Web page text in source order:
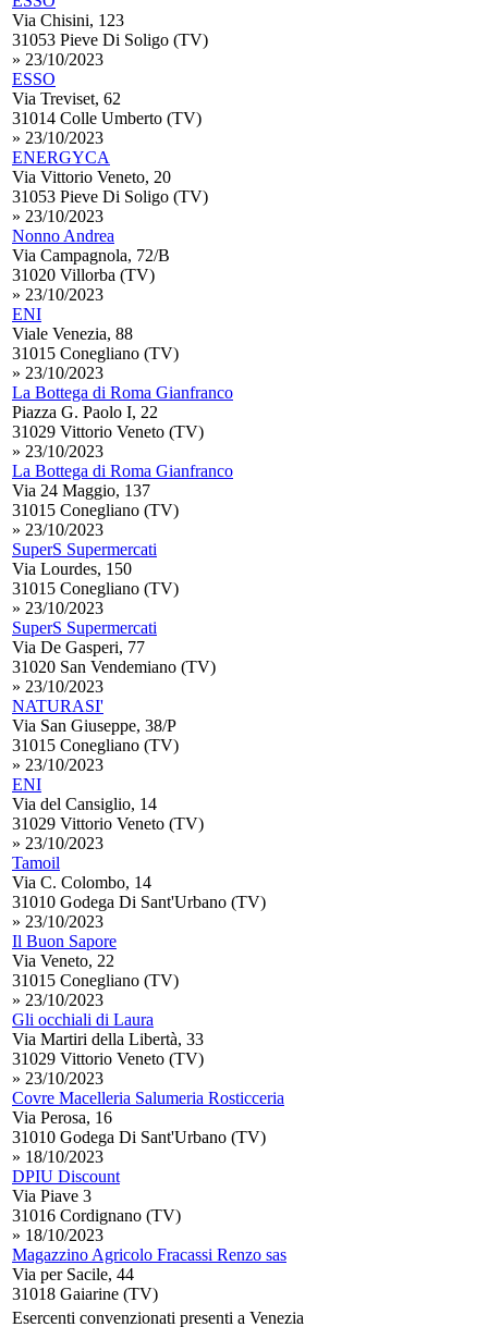
Via Chisini, 123
31053 Pieve Di Soligo (TV)
» 23/10/2023
ESSO
Via Treviset, 62
31014 Colle Umberto (TV)
» 23/10/2023
ENERGYCA
Via Vittorio Veneto, 20
31053 Pieve Di Soligo (TV)
» 23/10/2023
Nonno Andrea
Via Campagnola, 72/B
31020 Villorba (TV)
» 23/10/2023
ENI
Viale Venezia, 88
31015 Conegliano (TV)
» 23/10/2023
La Bottega di Roma Gianfranco
Piazza G. Paolo I, 22
31029 Vittorio Veneto (TV)
» 23/10/2023
La Bottega di Roma Gianfranco
Via 24 Maggio, 137
31015 Conegliano (TV)
» 23/10/2023
SuperS Supermercati
Via Lourdes, 150
31015 Conegliano (TV)
» 23/10/2023
SuperS Supermercati
Via De Gasperi, 77
31020 San Vendemiano (TV)
» 23/10/2023
NATURASI'
Via San Giuseppe, 38/P
31015 Conegliano (TV)
» 23/10/2023
ENI
Via del Cansiglio, 14
31029 Vittorio Veneto (TV)
» 23/10/2023
Tamoil
Via C. Colombo, 14
31010 Godega Di Sant'Urbano (TV)
» 23/10/2023
Il Buon Sapore
Via Veneto, 22
31015 Conegliano (TV)
» 23/10/2023
Gli occhiali di Laura
Via Martiri della Libertà, 33
31029 Vittorio Veneto (TV)
» 23/10/2023
Covre Macelleria Salumeria Rosticceria
Via Perosa, 16
31010 Godega Di Sant'Urbano (TV)
» 18/10/2023
DPIU Discount
Via Piave 3
31016 Cordignano (TV)
» 18/10/2023
Magazzino Agricolo Fracassi Renzo sas
Via per Sacile, 44
31018 Gaiarine (TV)
Esercenti convenzionati presenti a Venezia